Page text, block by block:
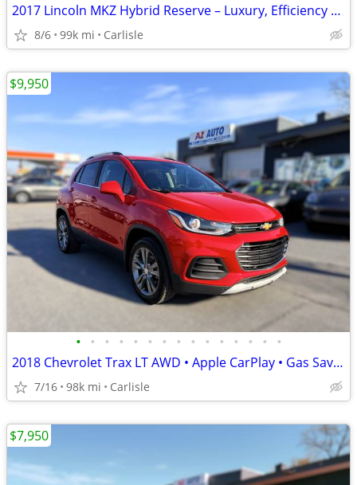
2017 Lincoln MKZ Hybrid Reserve – Luxury, Efficiency & Comfort!
8/6 99k mi Carlisle
• • • • • • • • • • • • • • •
2018 Chevrolet Trax LT AWD • Apple CarPlay • Gas Saver • Clean
7/16 98k mi Carlisle
$9,950
$7,950